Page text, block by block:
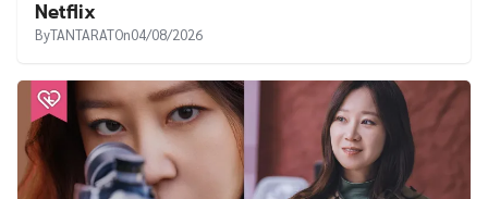
Netflix
ByTANTARATOn04/08/2026